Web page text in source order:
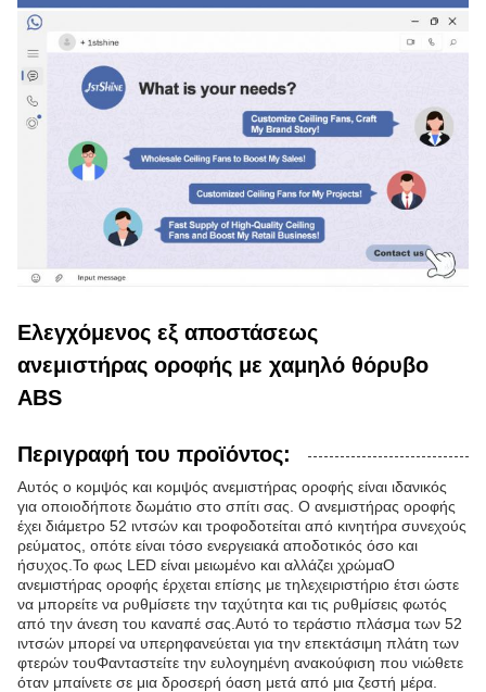
Ελεγχόμενος εξ αποστάσεως
ανεμιστήρας οροφής με χαμηλό θόρυβο
ABS
Περιγραφή του προϊόντος:
Αυτός ο κομψός και κομψός ανεμιστήρας οροφής είναι ιδανικός
για οποιοδήποτε δωμάτιο στο σπίτι σας. Ο ανεμιστήρας οροφής
έχει διάμετρο 52 ιντσών και τροφοδοτείται από κινητήρα συνεχούς
ρεύματος, οπότε είναι τόσο ενεργειακά αποδοτικός όσο και
ήσυχος.Το φως LED είναι μειωμένο και αλλάζει χρώμαΟ
ανεμιστήρας οροφής έρχεται επίσης με τηλεχειριστήριο έτσι ώστε
να μπορείτε να ρυθμίσετε την ταχύτητα και τις ρυθμίσεις φωτός
από την άνεση του καναπέ σας.Αυτό το τεράστιο πλάσμα των 52
ιντσών μπορεί να υπερηφανεύεται για την επεκτάσιμη πλάτη των
φτερών τουΦανταστείτε την ευλογημένη ανακούφιση που νιώθετε
όταν μπαίνετε σε μια δροσερή όαση μετά από μια ζεστή μέρα.